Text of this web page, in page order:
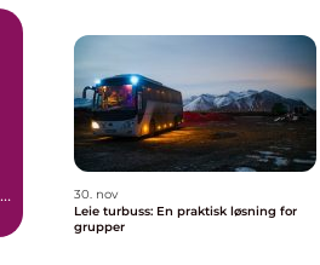
30. nov
Leie turbuss: En praktisk løsning for
grupper